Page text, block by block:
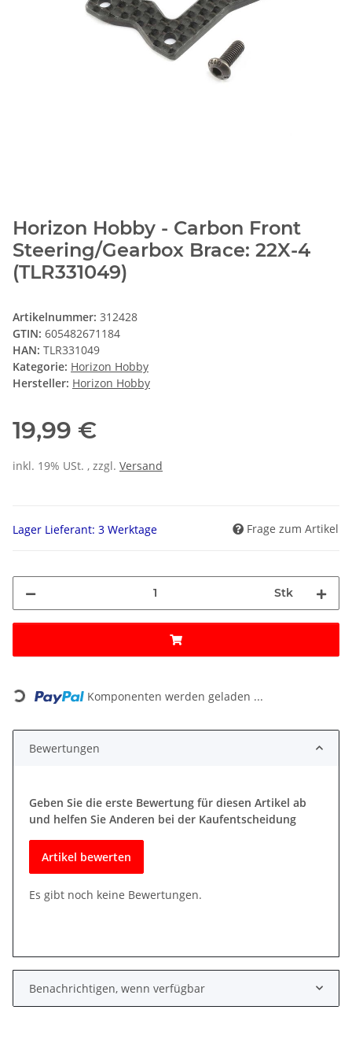
Horizon Hobby - Carbon Front
Steering/Gearbox Brace: 22X-4
(TLR331049)
Artikelnummer: 312428
GTIN: 605482671184
HAN: TLR331049
Kategorie: Horizon Hobby
Hersteller: Horizon Hobby
19,99 €
inkl. 19% USt. , zzgl. Versand
Lager Lieferant: 3 Werktage Frage zum Artikel
Stk
Loading... Komponenten werden geladen ...
Bewertungen
Geben Sie die erste Bewertung für diesen Artikel ab
und helfen Sie Anderen bei der Kaufentscheidung
Artikel bewerten
Es gibt noch keine Bewertungen.
Benachrichtigen, wenn verfügbar